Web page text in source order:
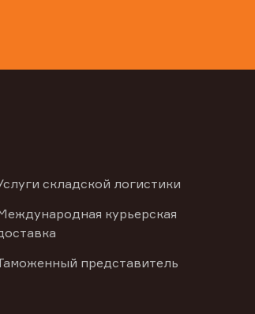
складской логистики
курьерская
представитель